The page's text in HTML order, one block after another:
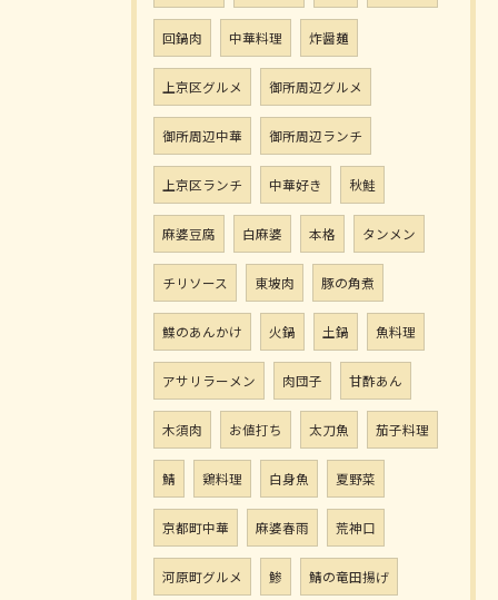
回鍋肉 中華料理 炸醤麺
上京区グルメ 御所周辺グルメ
御所周辺中華 御所周辺ランチ
上京区ランチ 中華好き 秋鮭
麻婆豆腐 白麻婆 本格 タンメン
チリソース 東坡肉 豚の角煮
鰈のあんかけ 火鍋 土鍋 魚料理
アサリラーメン 肉団子 甘酢あん
木須肉 お値打ち 太刀魚 茄子料理
鯖 鶏料理 白身魚 夏野菜
京都町中華 麻婆春雨 荒神口
河原町グルメ 鯵 鯖の竜田揚げ